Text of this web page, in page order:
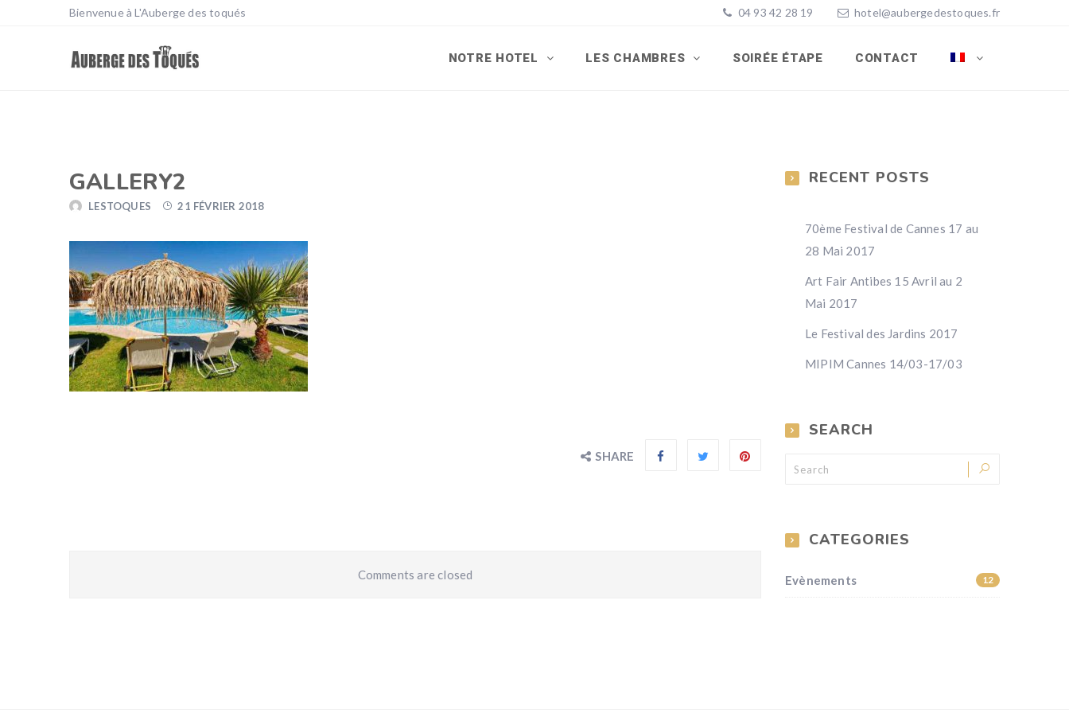
Bienvenue à L'Auberge des toqués 04 93 42 28 19 hotel@aubergedestoques.fr
NOTRE HOTEL LES CHAMBRES SOIRÉE ÉTAPE CONTACT
GALLERY2
LESTOQUES 21 FÉVRIER 2018
SHARE
Comments are closed
RECENT POSTS
70ème Festival de Cannes 17 au
28 Mai 2017
Art Fair Antibes 15 Avril au 2
Mai 2017
Le Festival des Jardins 2017
MIPIM Cannes 14/03-17/03
SEARCH
CATEGORIES
Evènements 12